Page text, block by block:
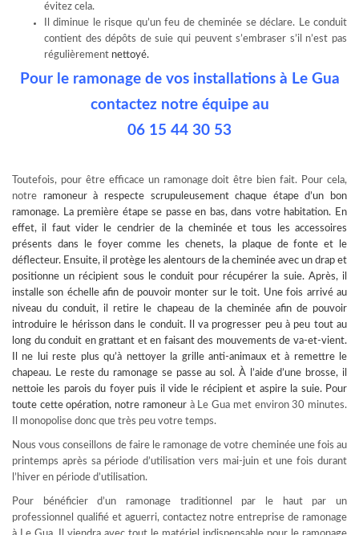
évitez cela.
Il diminue le risque qu’un feu de cheminée se déclare. Le conduit
contient des dépôts de suie qui peuvent s’embraser s’il n’est pas
régulièrement nettoyé.
Pour le ramonage de vos installations à Le Gua
contactez notre équipe au
06 15 44 30 53
Toutefois, pour être efficace un ramonage doit être bien fait. Pour cela,
notre
ramoneur à respecte scrupuleusement chaque étape d’un bon
ramonage. La première étape se passe en bas, dans votre habitation. En
effet, il faut vider le cendrier de la cheminée et tous les accessoires
présents dans le foyer comme les chenets, la plaque de fonte et le
déflecteur. Ensuite, il protège les alentours de la cheminée avec un drap et
positionne un récipient sous le conduit pour récupérer la suie. Après, il
installe son échelle afin de pouvoir monter sur le toit. Une fois arrivé au
niveau du conduit, il retire le chapeau de la cheminée afin de pouvoir
introduire le hérisson dans le conduit. Il va progresser peu à peu tout au
long du conduit en grattant et en faisant des mouvements de va-et-vient.
Il ne lui reste plus qu’à nettoyer la grille anti-animaux et à remettre le
chapeau. Le reste du ramonage se passe au sol. À l’aide d’une brosse, il
nettoie les parois du foyer puis il vide le récipient et aspire la suie. Pour
toute cette opération, notre ramoneurà Le Gua met environ 30 minutes.
Il monopolise donc que très peu votre temps.
Nous vous conseillons de faire le ramonage de votre cheminée une fois au
printemps après sa période d’utilisation vers mai-juin et une fois durant
l’hiver en période d’utilisation.
Pour bénéficier d’un ramonage traditionnel par le haut par un
professionnel qualifié et aguerri, contactez notre entreprise de ramonage